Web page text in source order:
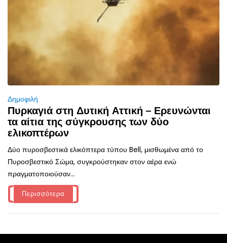
Δημοφιλή
Πυρκαγιά στη Δυτική Αττική – Ερευνώνται
τα αίτια της σύγκρουσης των δύο
ελικοπτέρων
Δύο πυροσβεστικά ελικόπτερα τύπου Bell, μισθωμένα από το
Πυροσβεστικό Σώμα, συγκρούστηκαν στον αέρα ενώ
πραγματοποιούσαν...
Περισσότερα